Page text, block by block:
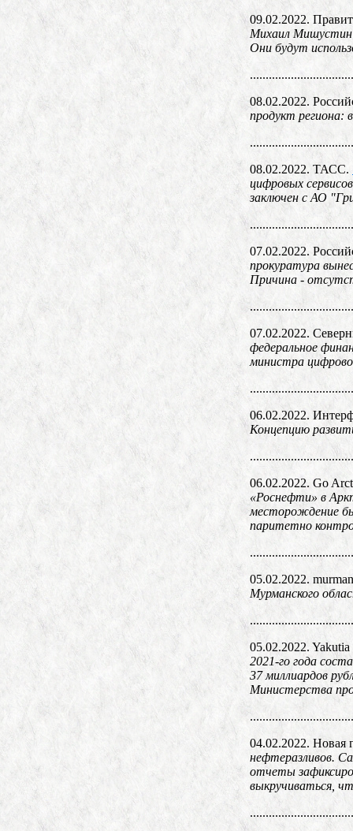
09.02.2022.
Михаил Мишустин
Они будут
08.02.2022.
продукт региона:
08.02.2022. ТАСС.
цифровых
заключен с АО
07.02.2022.
прокуратура
Причина -
07.02.2022.
федеральное
министра
06.02.2022.
Концепцию
06.02.2022. Go
«Роснефти» в
месторождение
паритетно
05.02.2022.
Мурманского
05.02.2022.
2021-го года
37 миллиардов
Министерства
04.02.2022. Новая
нефтеразливов.
отчеты
выкручиваться,